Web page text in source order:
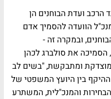
הרכב ועדת הבוחנים הן
הוועדה להסמיך אדם
ובמקרה זה -
הסמיכה את סולברג לכהן
ומתבקשת, "בשים לב
בין היועץ המשפטי של
הבחירות והמנכ"לית, המשתרע